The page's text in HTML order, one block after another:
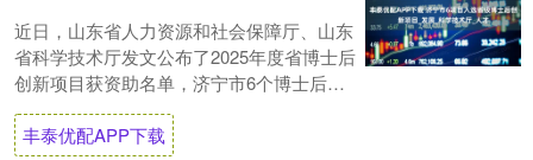
近日，山东省人力资源和社会保障厅、山东
省科学技术厅发文公布了2025年度省博士后
创新项目获资助名单，济宁市6个博士后研
究项目入选自然科学领域资助项目，其中一
等资....
丰泰优配APP下载